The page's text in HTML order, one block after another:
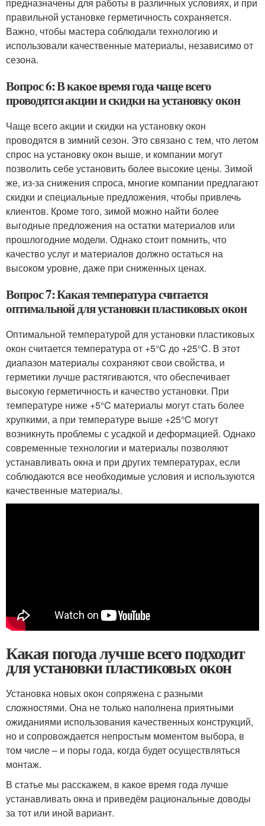
правильной установке герметичность сохраняется.
Важно, чтобы мастера соблюдали технологию и
использовали качественные материалы, независимо от
сезона.
Вопрос 6: В какое время года чаще всего
проводятся акции и скидки на установку окон
Чаще всего акции и скидки на установку окон
проводятся в зимний сезон. Это связано с тем, что летом
спрос на установку окон выше, и компании могут
позволить себе установить более высокие цены. Зимой
же, из-за снижения спроса, многие компании предлагают
скидки и специальные предложения, чтобы привлечь
клиентов. Кроме того, зимой можно найти более
выгодные предложения на остатки материалов или
прошлогодние модели. Однако стоит помнить, что
качество услуг и материалов должно остаться на
высоком уровне, даже при сниженных ценах.
Вопрос 7: Какая температура считается
оптимальной для установки пластиковых окон
Оптимальной температурой для установки пластиковых
окон считается температура от +5°C до +25°C. В этот
диапазон материалы сохраняют свои свойства, и
герметики лучше растягиваются, что обеспечивает
высокую герметичность и качество установки. При
температуре ниже +5°C материалы могут стать более
хрупкими, а при температуре выше +25°C могут
возникнуть проблемы с усадкой и деформацией. Однако
современные технологии и материалы позволяют
устанавливать окна и при других температурах, если
соблюдаются все необходимые условия и используются
качественные материалы.
Какая погода лучше всего подходит
для установки пластиковых окон
Установка новых окон сопряжена с разными
сложностями. Она не только наполнена приятными
ожиданиями использования качественных конструкций,
но и сопровождается непростым моментом выбора, в
том числе – и поры года, когда будет осуществляться
монтаж.
В статье мы расскажем, в какое время года лучше
устанавливать окна и приведём рациональные доводы
за тот или иной вариант.